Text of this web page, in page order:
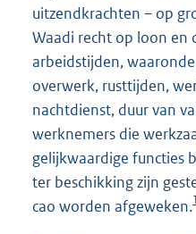
uitzendkrachten – op
Waadi recht op loon en
arbeidstijden,
overwerk, rusttijden,
nachtdienst, duur van
werknemers die
gelijkwaardige functies
ter beschikking zijn
cao worden afgeweken.